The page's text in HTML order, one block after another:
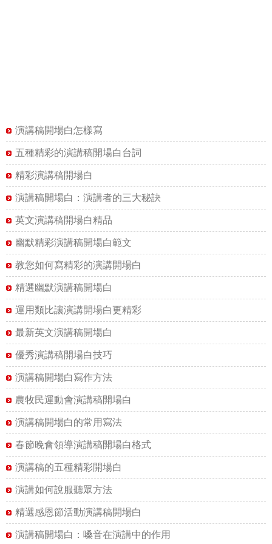
演講稿開場白怎樣寫
五種精彩的演講稿開場白台詞
精彩演講稿開場白
演講稿開場白：演講者的三大秘訣
英文演講稿開場白精品
幽默精彩演講稿開場白範文
教您如何寫精彩的演講開場白
精選幽默演講稿開場白
運用類比讓演講開場白更精彩
最新英文演講稿開場白
優秀演講稿開場白技巧
演講稿開場白寫作方法
農牧民運動會演講稿開場白
演講稿開場白的常用寫法
春節晚會領導演講稿開場白格式
演講稿的五種精彩開場白
演講如何說服聽眾方法
精選感恩節活動演講稿開場白
演講稿開場白：嗓音在演講中的作用